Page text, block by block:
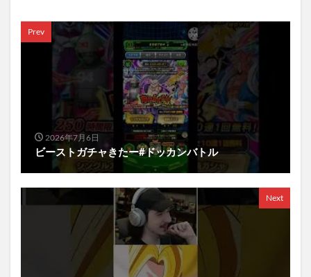
Prev
2026年7月6日
ビーストガチャきたー#ドッカンバトル
Next